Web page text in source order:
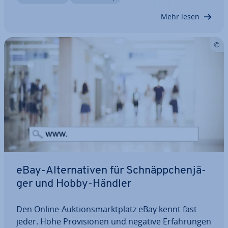
Mehr lesen
eBay-Al­ter­na­ti­ven für Schnäpp­chen­jä­
ger und Hobby-Händler
Den Online-Auk­ti­ons­markt­platz eBay kennt fast
jeder. Hohe Pro­vi­sio­nen und negative Er­fah­run­gen